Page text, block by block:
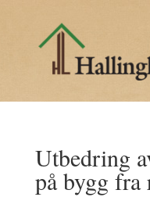
Utbedring
på bygg fra